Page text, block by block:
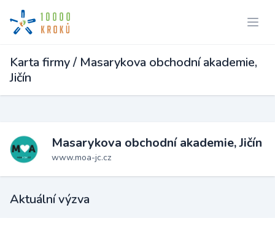
Karta firmy / Masarykova obchodní akademie,
Jičín
Masarykova obchodní akademie, Jičín
www.moa-jc.cz
Aktuální výzva